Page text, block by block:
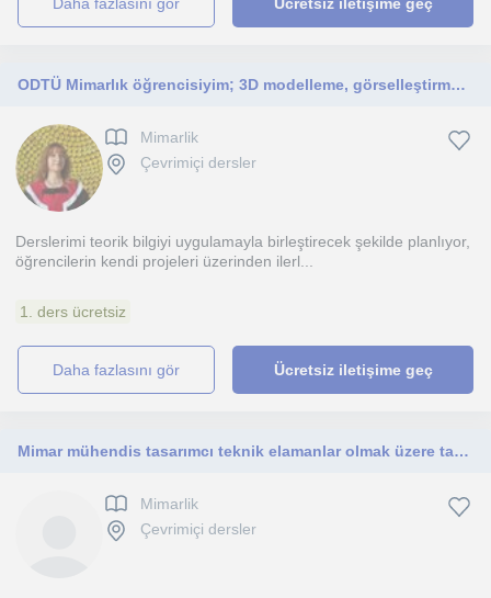
ODTÜ Mimarlık öğrencisiyim; 3D modelleme, görselleştirme, mimari sunum programları ve İngilizce dersleri veriyorum.
Mimarlik
Çevrimiçi dersler
Derslerimi teorik bilgiyi uygulamayla birleştirecek şekilde planlıyor,
öğrencilerin kendi projeleri üzerinden ilerl...
1. ders ücretsiz
daha fazlasını gör Ücretsiz iletişime geç
Mimar mühendis tasarımcı teknik elamanlar olmak üzere tasarımile ilgilenen herkesin yararlanacağını bir eğitim.
Mimarlik
Çevrimiçi dersler